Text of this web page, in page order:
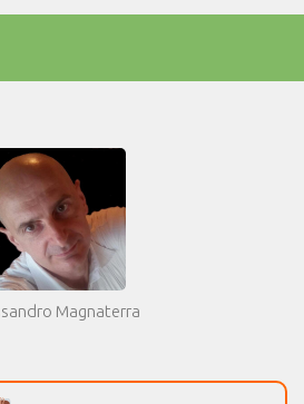
Magnaterra